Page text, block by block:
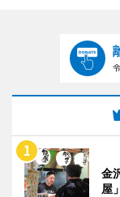
金
屋